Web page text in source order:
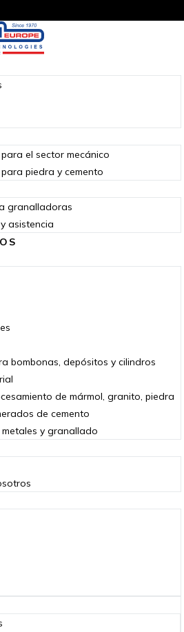
el sector mecánico
piedra y cemento
granalladoras
asistencia
bombonas, depósitos y cilindros
de mármol, granito, piedra
de cemento
y granallado